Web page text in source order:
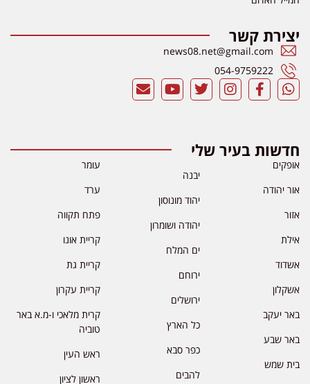
יצירת קשר
news08.net@gmail.com
054-9759222
חדשות בעיר שלי
אופקים
אור יהודה
אזור
אילת
אשדוד
אשקלון
באר יעקב
באר שבע
בית שמש
יבנה
יהוד מונוסון
יהודה ושומרון
ים המלח
ירוחם
ירושלים
כל הארץ
כפר סבא
להבים
עומר
ערד
פתח תקווה
קריית אונו
קריית גת
קריית עקרון
קרית מלאכי ו-מ.א באר
טוביה
ראש העין
ראשון לציון